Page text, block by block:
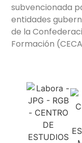
subvencionada
entidades
de la
Formación